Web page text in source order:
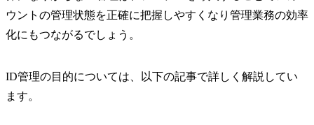
ウントの管理状態を正確に把握しやすくなり管理業務の効率
化にもつながるでしょう。
ID管理の目的については、以下の記事で詳しく解説してい
ます。